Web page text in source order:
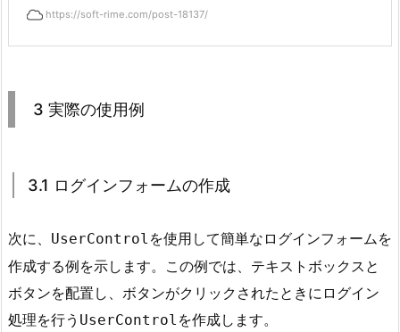
n
l
2.
5
プ
ロ
https://soft-rime.com/post-18137/
3 実際の使用例
3.1 ログインフォームの作成
次に、 UserControl を使用して簡単なログインフォームを
作成する例を示します。この例では、テキストボックスと
ボタンを配置し、ボタンがクリックされたときにログイン
処理を行う UserControl を作成します。